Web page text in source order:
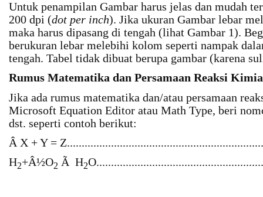
Untuk penampilan Gambar harus jelas dan mudah
200 dpi (dot per inch). Jika ukuran Gambar lebar
maka harus dipasang di tengah (lihat Gambar 1).
berukuran lebar melebihi kolom seperti nampak
tengah. Tabel tidak dibuat berupa gambar (karena
Rumus Matematika dan Persamaan Reaksi Kimia
Jika ada rumus matematika dan/atau persamaan
Microsoft Equation Editor atau Math Type, beri
dst. seperti contoh berikut:
Â X + Y =
H2+Â½O2 Ã H2